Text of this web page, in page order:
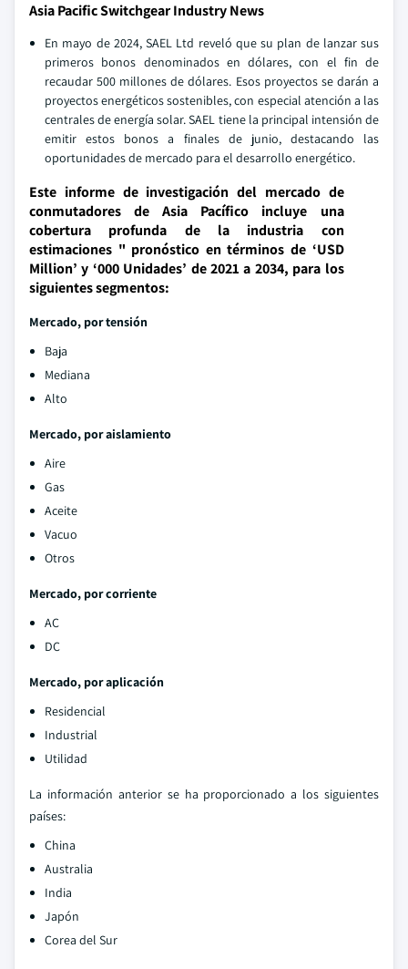
Asia Pacific Switchgear Industry News
En mayo de 2024, SAEL Ltd reveló que su plan de lanzar sus
primeros bonos denominados en dólares, con el fin de
recaudar 500 millones de dólares. Esos proyectos se darán a
proyectos energéticos sostenibles, con especial atención a las
centrales de energía solar. SAEL tiene la principal intensión de
emitir estos bonos a finales de junio, destacando las
oportunidades de mercado para el desarrollo energético.
Este informe de investigación del mercado de
conmutadores de Asia Pacífico incluye una
cobertura profunda de la industria con
estimaciones " pronóstico en términos de ‘USD
Million’ y ‘000 Unidades’ de 2021 a 2034, para los
siguientes segmentos:
Mercado, por tensión
Baja
Mediana
Alto
Mercado, por aislamiento
Aire
Gas
Aceite
Vacuo
Otros
Mercado, por corriente
AC
DC
Mercado, por aplicación
Residencial
Industrial
Utilidad
La información anterior se ha proporcionado a los siguientes
países:
China
Australia
India
Japón
Corea del Sur